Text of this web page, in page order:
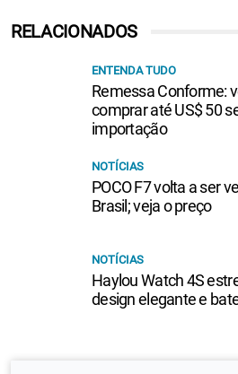
RELACIONADOS
ENTENDA TUDO
Remessa Conforme:
comprar até US$ 50
importação
NOTÍCIAS
POCO F7 volta a ser
Brasil; veja o preço
NOTÍCIAS
Haylou Watch 4S
design elegante e